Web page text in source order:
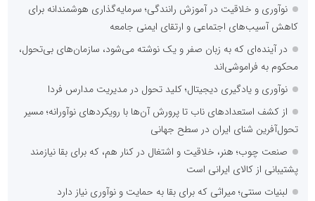
نوآوری و خلاقیت در آموزش رانندگی؛ سرمایه‌گذاری هوشمندانه برای
کاهش آسیب‌های اجتماعی و ارتقای ایمنی جامعه
در آینده‌ای که به زبان صفر و یک نوشته می‌شود، سازمان‌های بی‌تحول،
محکوم به فراموشی‌اند
نوآوری و یادگیری دیجیتال؛ کلید تحول در مدیریت مدارس فردا
از کشف استعدادهای ناب تا پرورش آن‌ها با رویکردهای نوآورانه؛ مسیر
تحول‌آفرین شنای ایران در سطح جهانی
صنعت چوب؛ هنر، خلاقیت و اشتغال در کنار هم، که برای بقا نیازمند
پشتیبانی از کالای ایرانی است
لبنیات سنتی؛ میراثی که برای بقا به حمایت و نوآوری نیاز دارد